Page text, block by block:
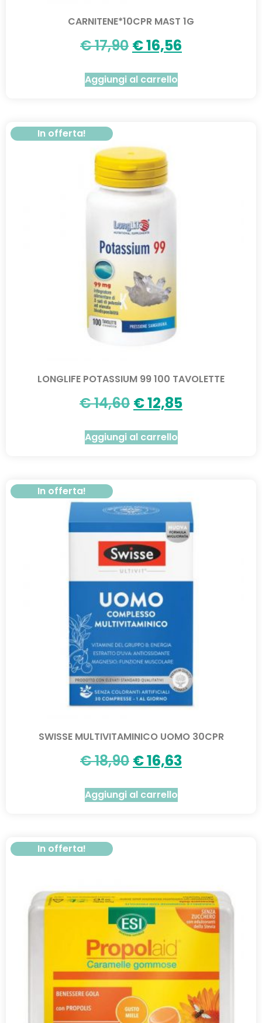
CARNITENE*10CPR MAST 1G
€17,90 €16,56
Aggiungi al carrello
In offerta!
LONGLIFE POTASSIUM 99 100 TAVOLETTE
€14,60 €12,85
Aggiungi al carrello
In offerta!
SWISSE MULTIVITAMINICO UOMO 30CPR
€18,90 €16,63
Aggiungi al carrello
In offerta!